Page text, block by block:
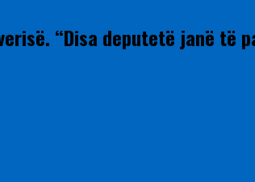
“Disa deputetë janë të